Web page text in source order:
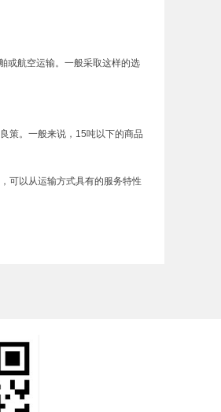
或航空运输。一般采取这样的选
策。一般来说，15吨以下的商品
可以从运输方式具有的服务特性